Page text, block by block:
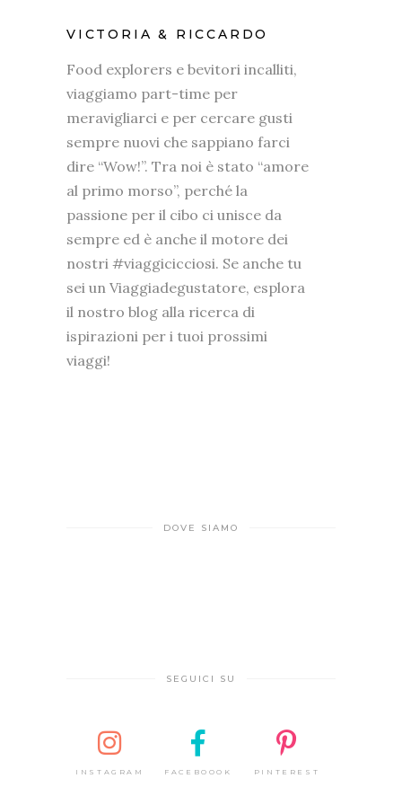
VICTORIA & RICCARDO
Food explorers e bevitori incalliti,
viaggiamo part-time per
meravigliarci e per cercare gusti
sempre nuovi che sappiano farci
dire “Wow!”. Tra noi è stato “amore
al primo morso”, perché la
passione per il cibo ci unisce da
sempre ed è anche il motore dei
nostri #viaggicicciosi. Se anche tu
sei un Viaggiadegustatore, esplora
il nostro blog alla ricerca di
ispirazioni per i tuoi prossimi
viaggi!
DOVE SIAMO
SEGUICI SU
INSTAGRAM FACEBOOOK PINTEREST